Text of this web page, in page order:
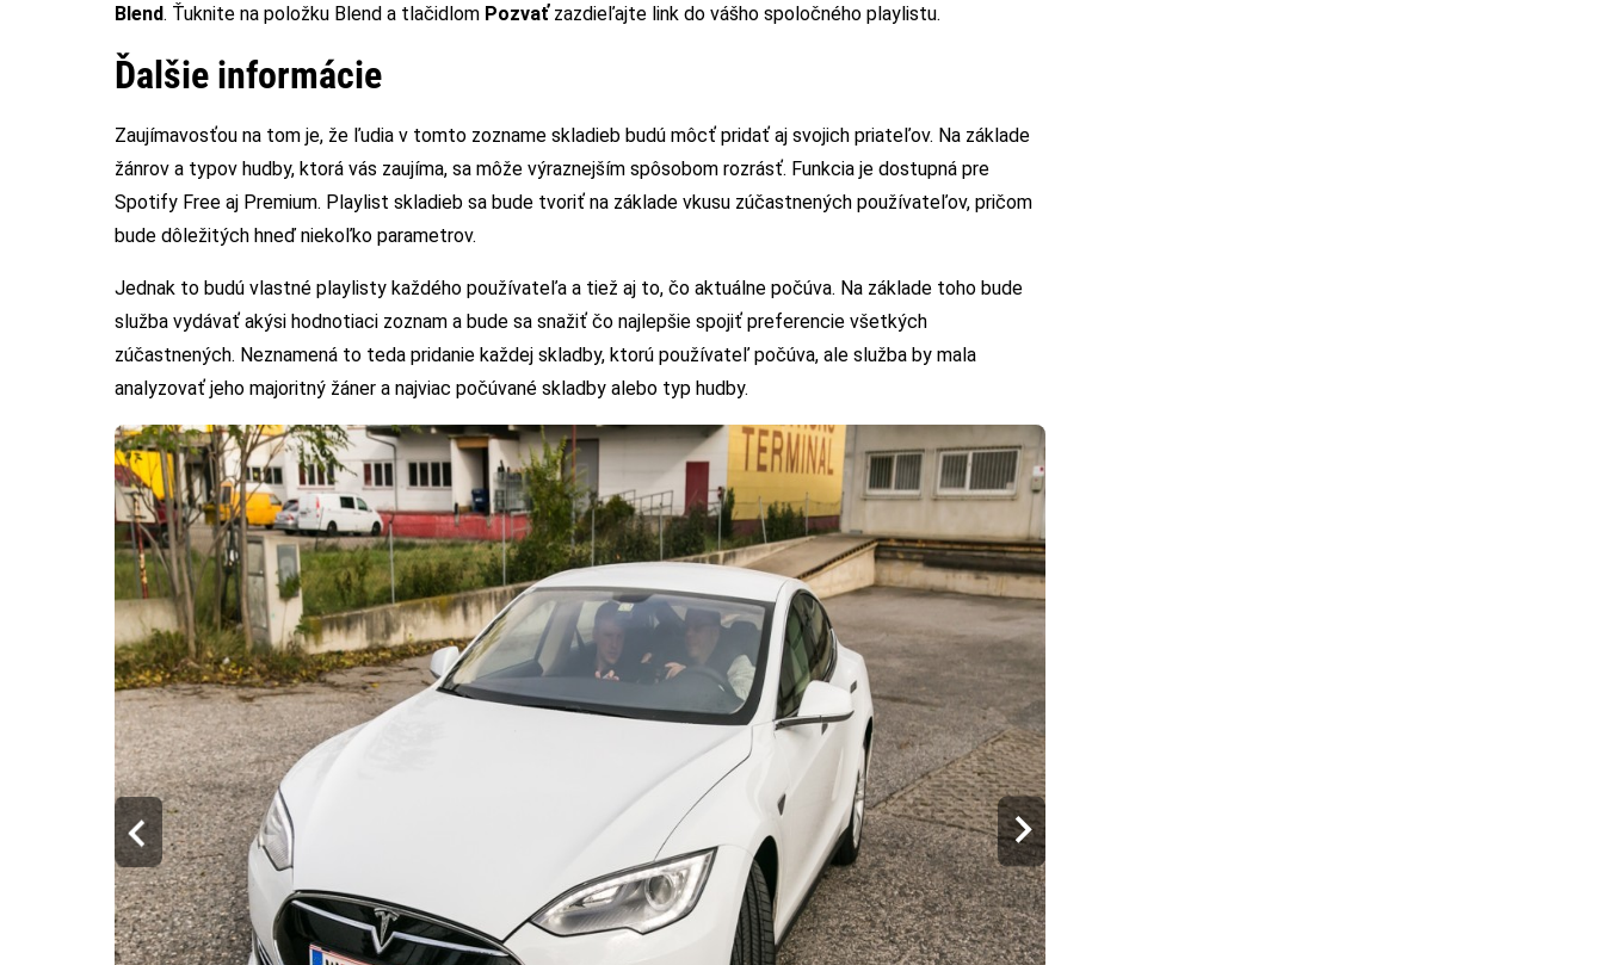
Blend. Ťuknite na položku Blend a tlačidlom Pozvaťzazdieľajte link do vášho spoločného playlistu.
Ďalšie informácie
Zaujímavosťou na tom je, že ľudia v tomto zozname skladieb budú môcť pridať aj svojich priateľov. Na základe
žánrov a typov hudby, ktorá vás zaujíma, sa môže výraznejším spôsobom rozrásť. Funkcia je dostupná pre
Spotify Free aj Premium. Playlist skladieb sa bude tvoriť na základe vkusu zúčastnených používateľov, pričom
bude dôležitých hneď niekoľko parametrov.
Jednak to budú vlastné playlisty každého používateľa a tiež aj to, čo aktuálne počúva. Na základe toho bude
služba vydávať akýsi hodnotiaci zoznam a bude sa snažiť čo najlepšie spojiť preferencie všetkých
zúčastnených. Neznamená to teda pridanie každej skladby, ktorú používateľ počúva, ale služba by mala
analyzovať jeho majoritný žáner a najviac počúvané skladby alebo typ hudby.